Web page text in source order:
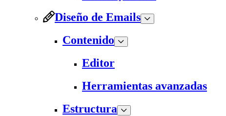
Diseño de Emails
Contenido
Editor
Herramientas avanzadas
Estructura